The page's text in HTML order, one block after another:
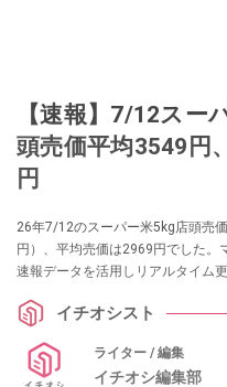
【速報】7/12スー
頭売価平均3549円
円
26年7/12のスーパー米5kg店頭売
円）、平均売価は2969円でした
速報データを活用しリアルタイム更
イチオシスト
ライター / 編集
イチオシ編集部